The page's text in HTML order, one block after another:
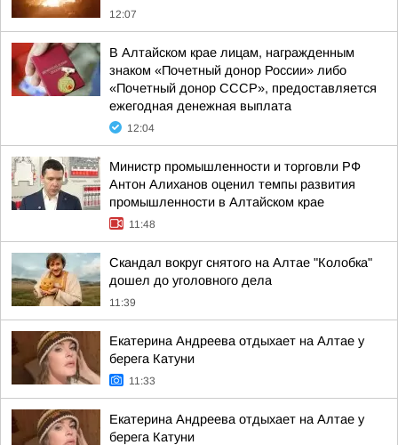
12:07
В Алтайском крае лицам, награжденным
знаком «Почетный донор России» либо
«Почетный донор СССР», предоставляется
ежегодная денежная выплата
12:04
Министр промышленности и торговли РФ
Антон Алиханов оценил темпы развития
промышленности в Алтайском крае
11:48
Скандал вокруг снятого на Алтае "Колобка"
дошел до уголовного дела
11:39
Екатерина Андреева отдыхает на Алтае у
берега Катуни
11:33
Екатерина Андреева отдыхает на Алтае у
берега Катуни